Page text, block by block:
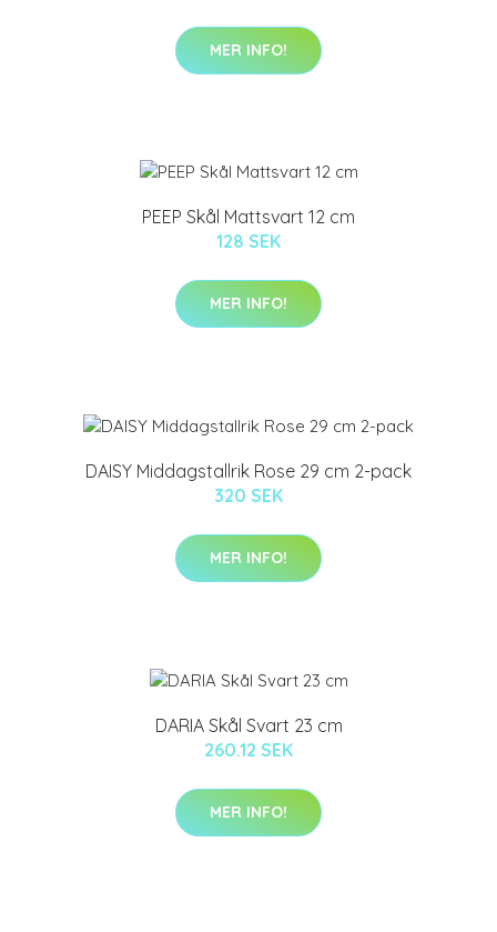
MER INFO!
PEEP Skål Mattsvart 12 cm
128 SEK
MER INFO!
DAISY Middagstallrik Rose 29 cm 2-pack
320 SEK
MER INFO!
DARIA Skål Svart 23 cm
260.12 SEK
MER INFO!